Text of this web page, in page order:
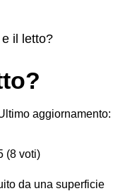
il letto?
aggiornamento:
(8 voti)
da una superficie